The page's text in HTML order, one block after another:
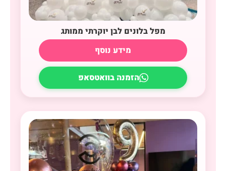
מפל בלונים לבן יוקרתי ממותג
מידע נוסף
הזמנה בוואטסאפ